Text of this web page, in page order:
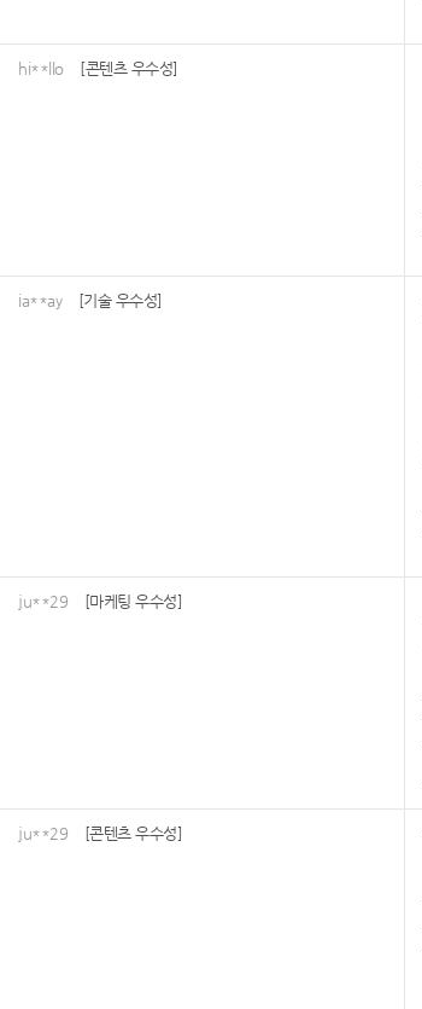
hi**llo [콘텐츠 우수성]
ia**ay [기술 우수성]
ju**29 [마케팅 우수성]
ju**29 [콘텐츠 우수성]